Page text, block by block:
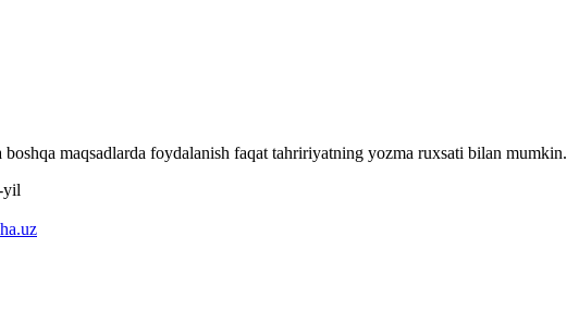
maqsadlarda foydalanish faqat tahririyatning yozma ruxsati bilan mumkin.
yil